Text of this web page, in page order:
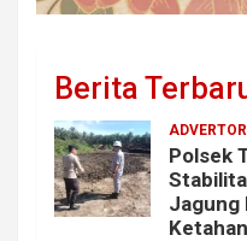
Berita
Polsek
Jagung